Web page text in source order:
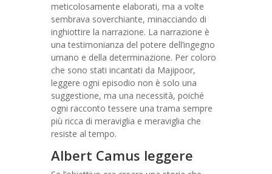
meticolosamente elaborati, ma a volte
sembrava soverchiante, minacciando di
inghiottire la narrazione. La narrazione è
una testimonianza del potere dell’ingegno
umano e della determinazione. Per coloro
che sono stati incantati da Majipoor,
leggere ogni episodio non è solo una
suggestione, ma una necessità, poiché
ogni racconto tessere una trama sempre
più ricca di meraviglia e meraviglia che
resiste al tempo.
Albert Camus leggere